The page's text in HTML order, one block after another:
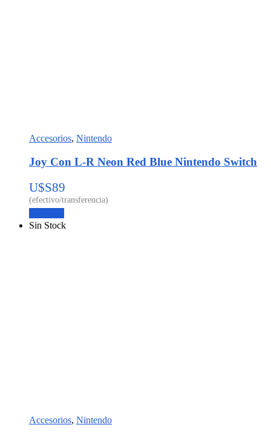
Accesorios, Nintendo
Joy Con L-R Neon Red Blue Nintendo Switch
U$S89
Sin Stock
Accesorios, Nintendo